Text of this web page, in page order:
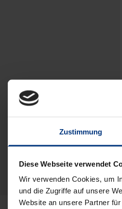
Zustimmung
Diese Webseite verwendet
Wir verwenden Cookies, um
und die Zugriffe auf unsere
Website an unsere Partner